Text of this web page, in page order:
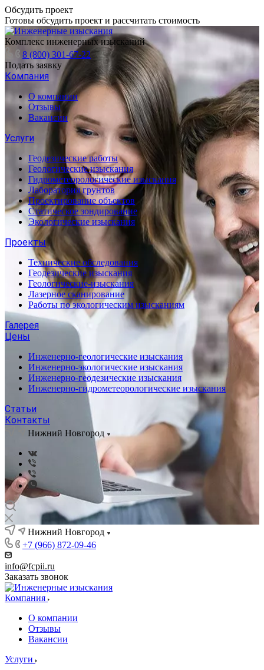
Обсудить проект
Готовы обсудить проект и рассчитать стоимость
Комплекс инженерных изысканий
8 (800) 301-67-22
Подать заявку
Компания
О компании
Отзывы
Вакансии
Услуги
Геодезические работы
Геологические изыскания
Гидрометеорологические изыскания
Лаборатория грунтов
Проектирование объектов
Статическое зондирование
Экологические изыскания
Проекты
Технические обследования
Геодезические изыскания
Геологические-изыскания
Лазерное сканирование
Работы по экологическим изысканиям
Галерея
Цены
Инженерно-геологические изыскания
Инженерно-экологические изыскания
Инженерно-геодезические изыскания
Инженерно-гидрометеорологические изыскания
Статьи
Контакты
Нижний Новгород
Нижний Новгород
+7 (966) 872-09-46
info@fcpii.ru
Заказать звонок
Компания
О компании
Отзывы
Вакансии
Услуги